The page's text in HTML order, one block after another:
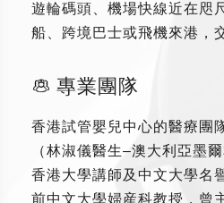
遊輪碼頭、機場快線近在咫
船、跨境巴士或飛機來港，
專業團隊
香港試管嬰兒中心的醫療團
（林淑儀醫生–澳大利亞墨
香港大學講師及中文大學名
前中文大學婦産科教授，曾